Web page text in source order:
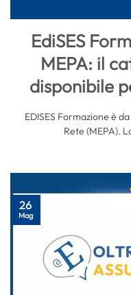
EdiSES
MEPA: il
disponibile
EDISES Formazione è
Rete (MEPA).
26
Mag